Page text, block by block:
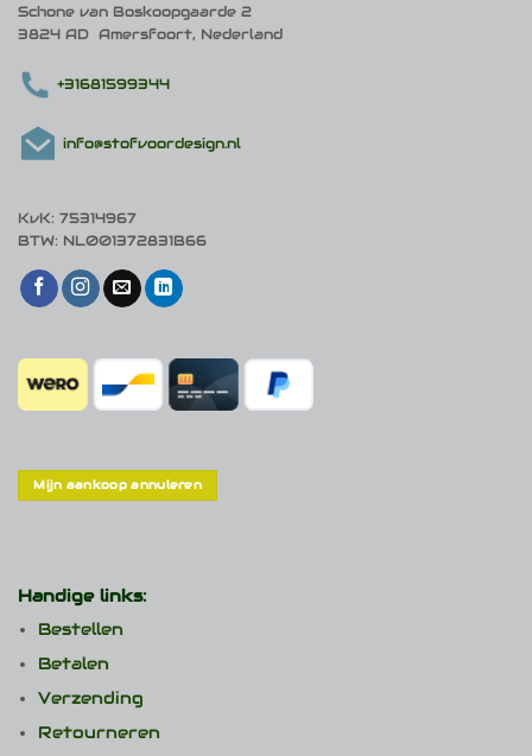
Schone van Boskoopgaarde 2
3824 AD Amersfoort, Nederland
+31681599344
info@stofvoordesign.nl
KvK: 75314967
BTW: NL001372831B66
Mijn aankoop annuleren
Handige links:
Bestellen
Betalen
Verzending
Retourneren